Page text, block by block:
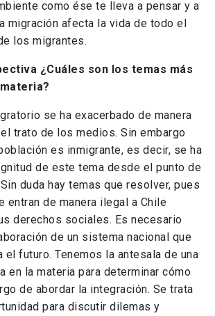
como ése te lleva a pensar y a
migración afecta la vida de todo el
los migrantes.
¿Cuáles son los temas más
se ha exacerbado de manera
trato de los medios. Sin embargo
es inmigrante, es decir, se ha
de este tema desde el punto de
duda hay temas que resolver, pues
entran de manera ilegal a Chile
derechos sociales. Es necesario
de un sistema nacional que
el futuro. Tenemos la antesala de una
en la materia para determinar cómo
de abordar la integración. Se trata
para discutir dilemas y